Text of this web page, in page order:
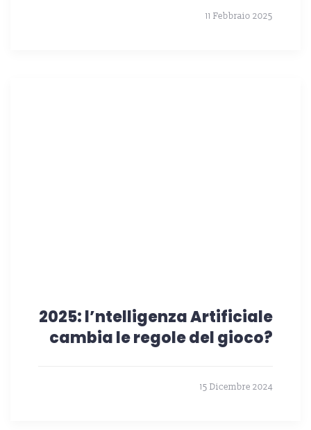
11 Febbraio 2025
2025: l’ntelligenza Artificiale
cambia le regole del gioco?
15 Dicembre 2024